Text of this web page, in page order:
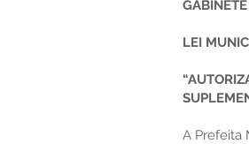
LEI
A Prefeita